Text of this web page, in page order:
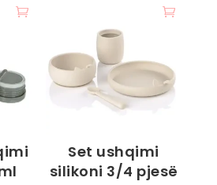
Set ushqimi
silikoni 3/4 pjesë